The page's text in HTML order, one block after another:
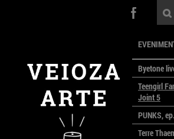
Byetone
Teengirl
Joint 5
PUNKS,
Terre